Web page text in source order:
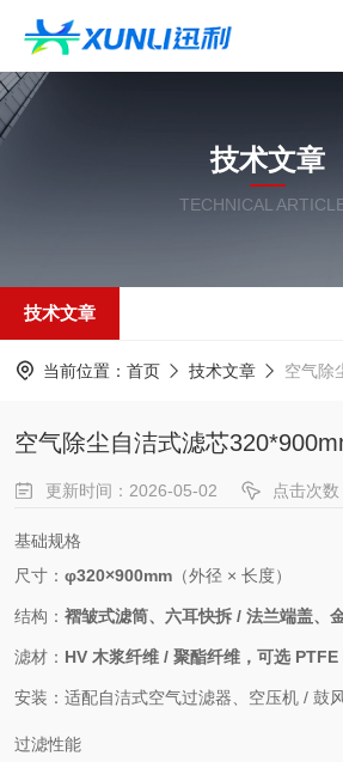
技术文章
TECHNICAL
技术文章
当前位置： 首页 技术文章 空气除尘
空气除尘自洁式滤芯
更新时间：2026-05-02 点击次
基础规格
尺寸： φ320×900mm （外径 × 长度）
结构： 褶皱式滤筒、六耳快拆 / 法兰端盖、
滤材： HV 木浆纤维 / 聚酯纤维，可选 PTFE
安装：适配自洁式空气过滤器、空压机 / 鼓
过滤性能